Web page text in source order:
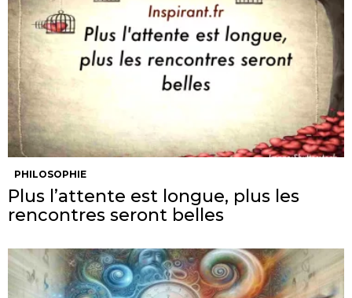
PHILOSOPHIE
Plus l’attente est longue, plus les
rencontres seront belles